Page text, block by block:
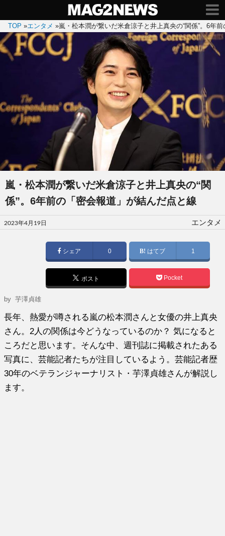
TOP »エンタメ »嵐・松本潤が繋いだ米倉涼子と井上真央の“関係”。6年
嵐・松本潤が繋いだ米倉涼子と井上真央の“関
係”。6年前の「密会報道」が結んだ点と線
投
稿
2023年4月19日 エンタメ
シェア 0 はてブ 1
ポスト Pocket
by芋澤貞雄
長年、熱愛が噂される嵐の松本潤さんと女優の井上真央
さん。2人の関係は今どうなっているのか？ 気になると
ころだと思います。そんな中、週刊誌に掲載されたある
写真に、芸能記者たちが注目しているよう。芸能記者歴
30年のベテランジャーナリスト・芋澤貞雄さんが解説し
ます。